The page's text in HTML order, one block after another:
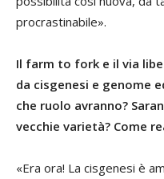
procrastinabile».
Il farm to fork e il via
da cisgenesi e genome
che ruolo avranno?
vecchie varietà? Come
«Era ora! La cisgenesi è